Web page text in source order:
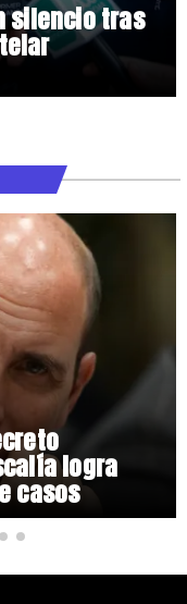
silencio tras
logra
casos